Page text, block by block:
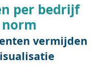
per bedrijf
vermijden